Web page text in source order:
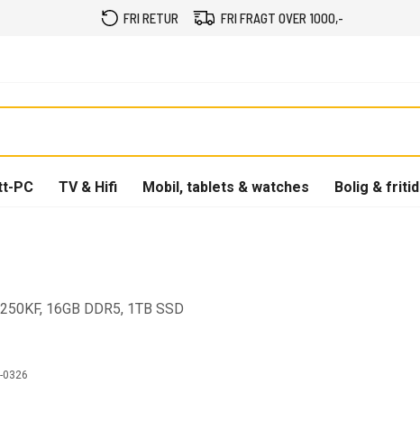
FRI RETUR FRI FRAGT OVER 1000,-
PC TV & Hifi Mobil, tablets & watches Bolig & fritid
16GB DDR5, 1TB SSD
0326